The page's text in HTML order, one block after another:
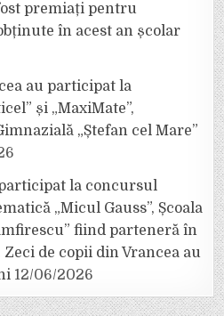
premiați pentru
în acest an școlar
au participat la
și „MaxiMate”,
„Ștefan cel Mare”
la concursul
„Micul Gauss”, Școala
fiind parteneră în
de copii din Vrancea au
12/06/2026